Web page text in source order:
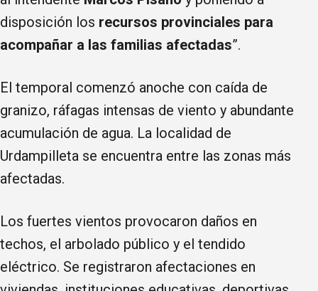
disposición los recursos provinciales para
acompañar a las familias afectadas”.
El temporal comenzó anoche con caída de
granizo, ráfagas intensas de viento y abundante
acumulación de agua. La localidad de
Urdampilleta se encuentra entre las zonas más
afectadas.
Los fuertes vientos provocaron daños en
techos, el arbolado público y el tendido
eléctrico. Se registraron afectaciones en